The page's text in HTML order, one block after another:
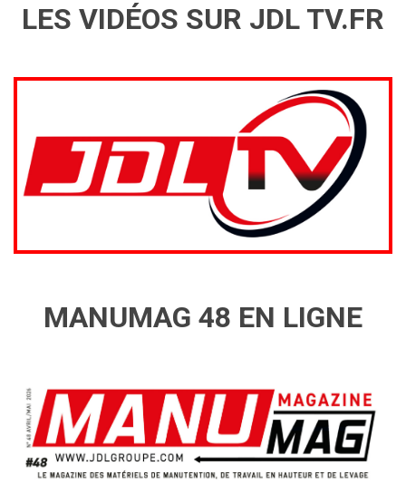
LES VIDÉOS SUR JDL TV.FR
MANUMAG 48 EN LIGNE